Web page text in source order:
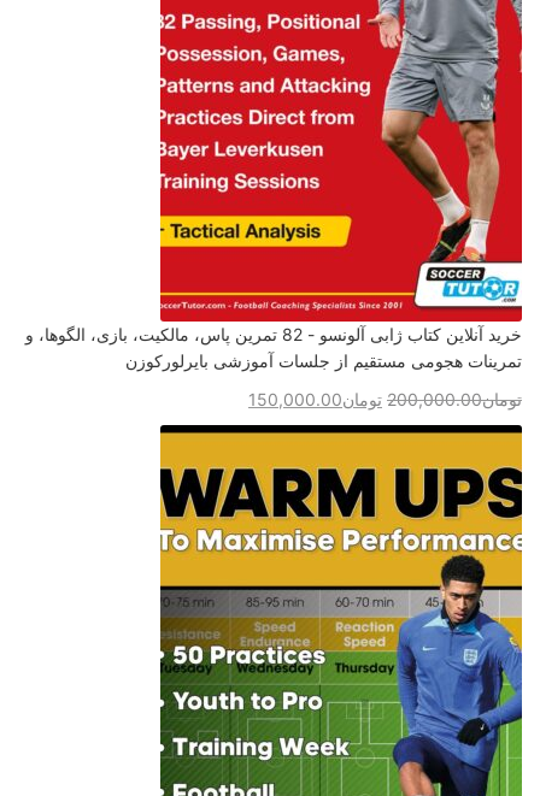
خرید آنلاین کتاب ژابی آلونسو - 82 تمرین پاس، مالکیت، بازی، الگوها، و
تمرینات هجومی مستقیم از جلسات آموزشی بایرلورکوزن
تومان200,000.00 تومان150,000.00